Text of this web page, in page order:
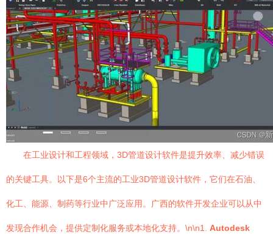
在工业设计和工程领域，3D管道设计软件是提升效率、减少错误
的关键工具。以下是6个主流的工业3D管道设计软件，它们在石油、
化工、能源、制药等行业中广泛应用。广西的软件开发企业可以从中
发现合作机会，提供定制化服务或本地化支持。\n\n1. Autodesk